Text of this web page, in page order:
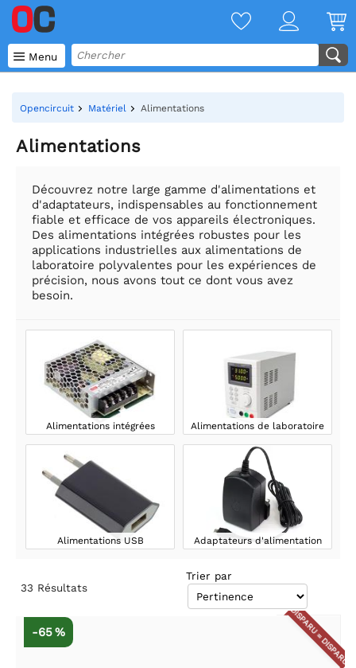
 Menu
Opencircuit Matériel Alimentations
Alimentations
Découvrez notre large gamme d'alimentations et
d'adaptateurs, indispensables au fonctionnement
fiable et efficace de vos appareils électroniques.
Des alimentations intégrées robustes pour les
applications industrielles aux alimentations de
laboratoire polyvalentes pour les expériences de
précision, nous avons tout ce dont vous avez
besoin.
Alimentations intégrées Alimentations de laboratoire
Alimentations USB Adaptateurs d'alimentation
33 Résultats
Trier par
DISPARU = DISPARU
-65 %